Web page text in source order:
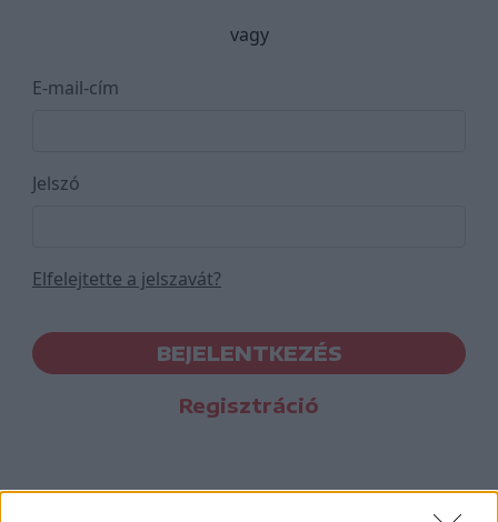
vagy
E-mail-cím
Jelszó
Elfelejtette a jelszavát?
BEJELENTKEZÉS
Regisztráció